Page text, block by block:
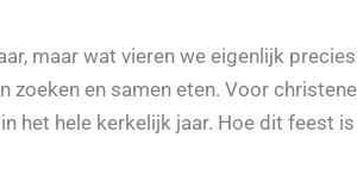
maar wat vieren we eigenlijk
zoeken en samen eten. Voor
het hele kerkelijk jaar. Hoe dit feest